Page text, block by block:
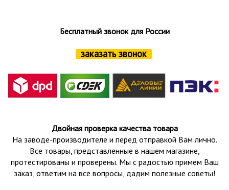
Бесплатный звонок для России
заказать звонок
Двойная проверка качества товара
На заводе-производителе и перед отправкой Вам лично.
Все товары, представленные в нашем магазине,
протестированы и проверены. Мы с радостью примем Ваш
заказ, ответим на все вопросы, дадим полезные советы!